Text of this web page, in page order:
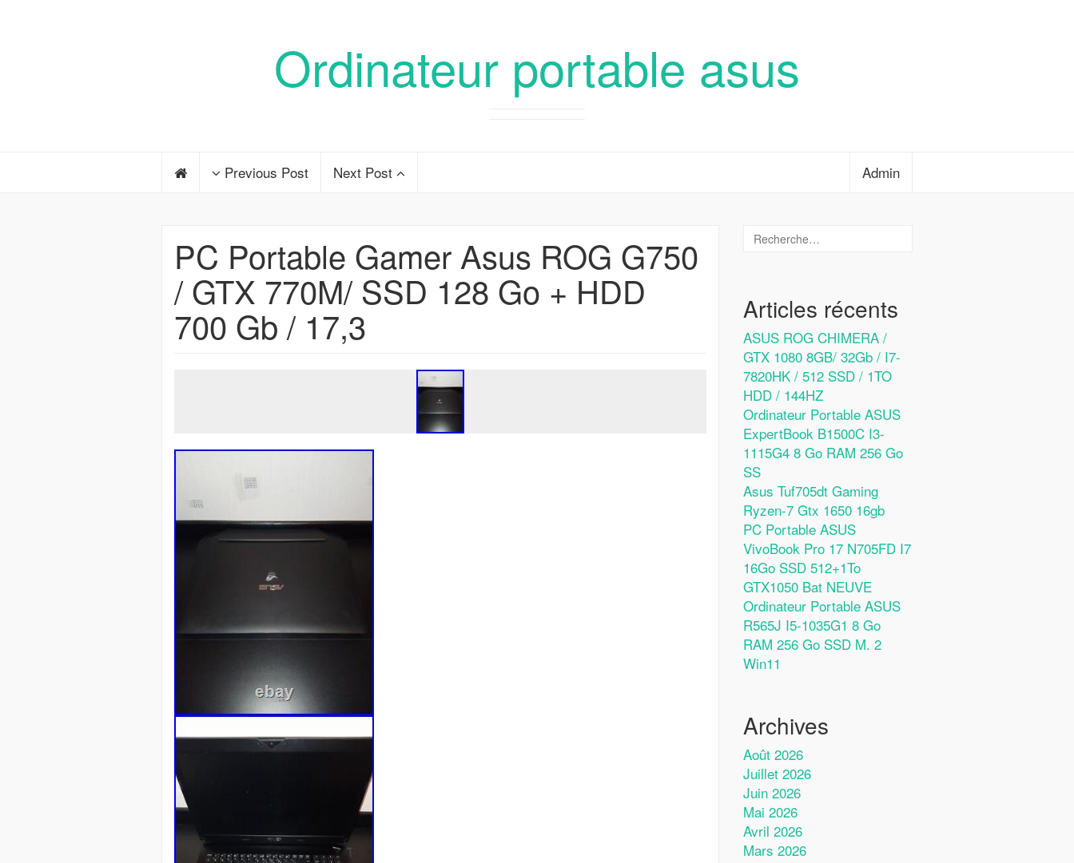
Ordinateur portable asus
Previous Post Next Post Admin
PC Portable Gamer Asus ROG G750
/ GTX 770M/ SSD 128 Go + HDD
700 Gb / 17,3 Articles récents
ASUS ROG CHIMERA /
GTX 1080 8GB/ 32Gb / I7-
7820HK / 512 SSD / 1TO
HDD / 144HZ
Ordinateur Portable ASUS
ExpertBook B1500C I3-
1115G4 8 Go RAM 256 Go
SS
Asus Tuf705dt Gaming
Ryzen-7 Gtx 1650 16gb
PC Portable ASUS
VivoBook Pro 17 N705FD I7
16Go SSD 512+1To
GTX1050 Bat NEUVE
Ordinateur Portable ASUS
R565J I5-1035G1 8 Go
RAM 256 Go SSD M. 2
Win11
Archives
Août 2026
Juillet 2026
Juin 2026
Mai 2026
Avril 2026
Mars 2026